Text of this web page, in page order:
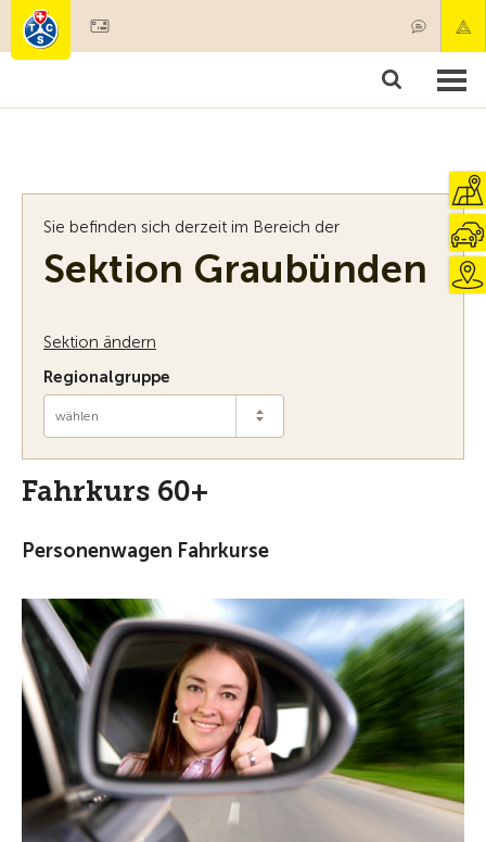
Mitgliedschaft & Leistungen
Sie befinden sich derzeit im Bereich der
Sektion Graubünden
Sektion ändern
Regionalgruppe
wählen
Fahrkurs 60+
Personenwagen Fahrkurse